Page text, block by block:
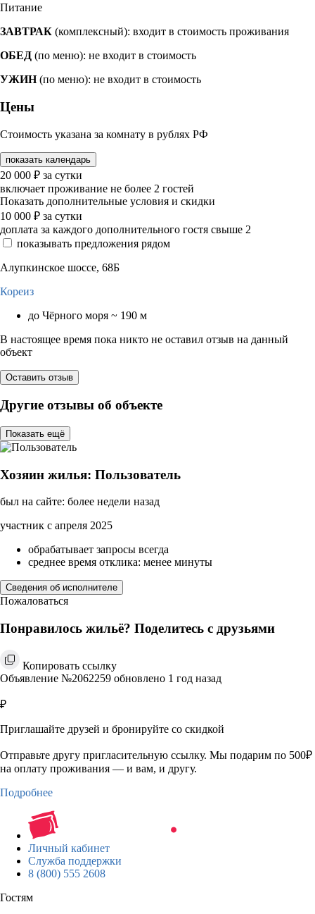
Питание
ЗАВТРАК (комплексный): входит в стоимость проживания
ОБЕД (по меню): не входит в стоимость
УЖИН(по меню): не входит в стоимость
Цены
Стоимость указана за комнату в рублях РФ
показать календарь
20 000 ₽ за сутки
включает проживание не более 2 гостей
Показать дополнительные условия и скидки
10 000 ₽ за сутки
доплата за каждого дополнительного гостя свыше 2
показывать предложения рядом
Алупкинское шоссе, 68Б
Кореиз
до Чёрного моря ~ 190 м
В настоящее время пока никто не оставил отзыв на данный
объект
Оставить отзыв
Другие отзывы об объекте
Показать ещё
Хозяин жилья: Пользователь
был на сайте: более недели назад
участник с апреля 2025
обрабатывает запросы всегда
среднее время отклика: менее минуты
Сведения об исполнителе
Пожаловаться
Понравилось жильё? Поделитесь с друзьями
Копировать ссылку
Объявление №2062259 обновлено 1 год назад
₽
Приглашайте друзей и бронируйте со скидкой
Отправьте другу пригласительную ссылку. Мы подарим по 500₽
на оплату проживания — и вам, и другу.
Подробнее
Личный кабинет
Служба поддержки
8 (800) 555 2608
Гостям